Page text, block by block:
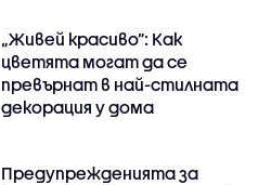
„Живей красиво”: Как
цветята могат да се
превърнат в най-стилната
декорация у дома
Предупрежденията за